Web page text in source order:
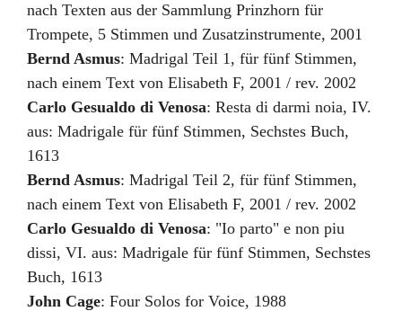
nach Texten aus der Sammlung Prinzhorn für
Trompete, 5 Stimmen und Zusatzinstrumente, 2001
Bernd Asmus: Madrigal Teil 1, für fünf Stimmen,
nach einem Text von Elisabeth F, 2001 / rev. 2002
Carlo Gesualdo di Venosa: Resta di darmi noia, IV.
aus: Madrigale für fünf Stimmen, Sechstes Buch,
1613
Bernd Asmus: Madrigal Teil 2, für fünf Stimmen,
nach einem Text von Elisabeth F, 2001 / rev. 2002
Carlo Gesualdo di Venosa: "Io parto" e non piu
dissi, VI. aus: Madrigale für fünf Stimmen, Sechstes
Buch, 1613
John Cage: Four Solos for Voice, 1988